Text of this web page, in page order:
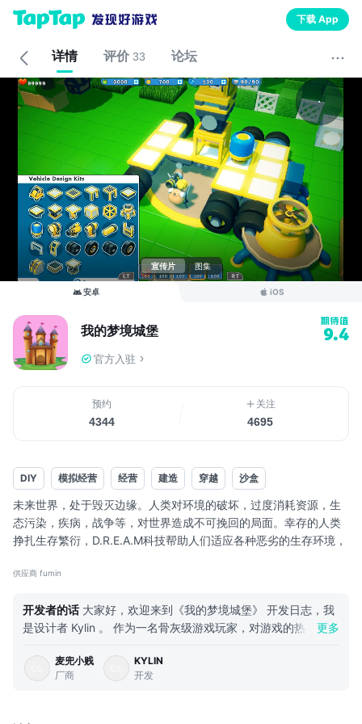
下载 App
详情 评价 33 论坛
宣传片 图集
安卓 iOS
我的梦境城堡 9.4
官方入驻
预约
4344
关注
4695
DIY 模拟经营 经营 建造 穿越 沙盒
未来世界，处于毁灭边缘。人类对环境的破坏，过度消耗资源，生
态污染，疾病，战争等，对世界造成不可挽回的局面。幸存的人类
挣扎生存繁衍，D.R.E.A.M科技帮助人们适应各种恶劣的生存环境，
D.R.E.A.M科技制造的梦境，让人们回到了过去美好生活。但是，事
在恶劣环境下，不满现状的人们，依赖D.R.E.A.M，致力创造新的生
存世界，他们自称造梦者Dreammaker。而拒绝依赖D.R.E.A.M，致
供应商 fumin
开发者的话 大家好，欢迎来到《我的梦境城堡》 开发日志，我
是设计者 Kylin 。 作为一名骨灰级游戏玩家，对游戏的热爱可能
海报。游戏开发是我儿时的理想 ，这并也不夸张，从我小学2年
级开始，在大幅挂历背面绘制各种横版游戏关卡，分享给学校同
更多
麦兜小贱
厂商
KYLIN
开发